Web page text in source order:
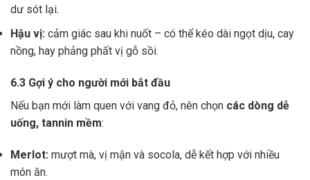
dư sót lại.
Hậu vị: cảm giác sau khi nuốt – có thể kéo dài ngọt dịu, cay
nồng, hay phảng phất vị gỗ sồi.
6.3 Gợi ý cho người mới bắt đầu
Nếu bạn mới làm quen với vang đỏ, nên chọn các dòng dễ
uống, tannin mềm:
Merlot: mượt mà, vị mận và socola, dễ kết hợp với nhiều
món ăn.